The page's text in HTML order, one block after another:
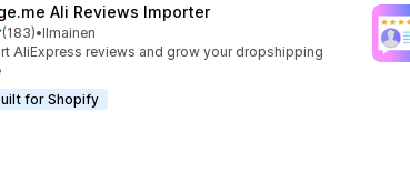
Ali Reviews Importer
tähteä
(183) yhteensä
•Ilmainen
AliExpress reviews and grow your dropshipping
for Shopify